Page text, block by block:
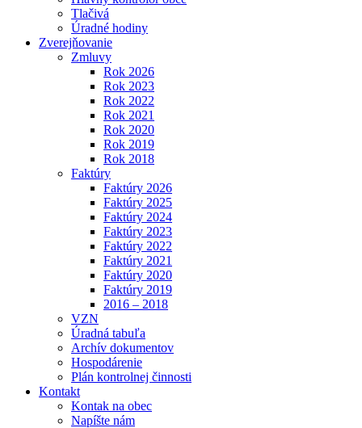
Tlačivá
Úradné hodiny
Zverejňovanie
Zmluvy
Rok 2026
Rok 2023
Rok 2022
Rok 2021
Rok 2020
Rok 2019
Rok 2018
Faktúry
Faktúry 2026
Faktúry 2025
Faktúry 2024
Faktúry 2023
Faktúry 2022
Faktúry 2021
Faktúry 2020
Faktúry 2019
2016 – 2018
VZN
Úradná tabuľa
Archív dokumentov
Hospodárenie
Plán kontrolnej činnosti
Kontakt
Kontak na obec
Napíšte nám